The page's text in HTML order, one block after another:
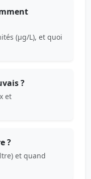
(µg/L), et quoi
?
et
?
et quand